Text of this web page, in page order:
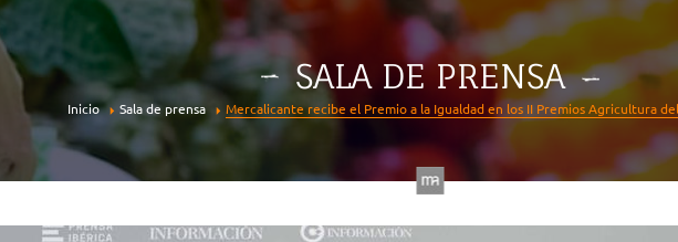
SALA DE PRENSA
Inicio Sala de prensa Mercalicante recibe el Premio a la Igualdad en los II Premios Agricultura